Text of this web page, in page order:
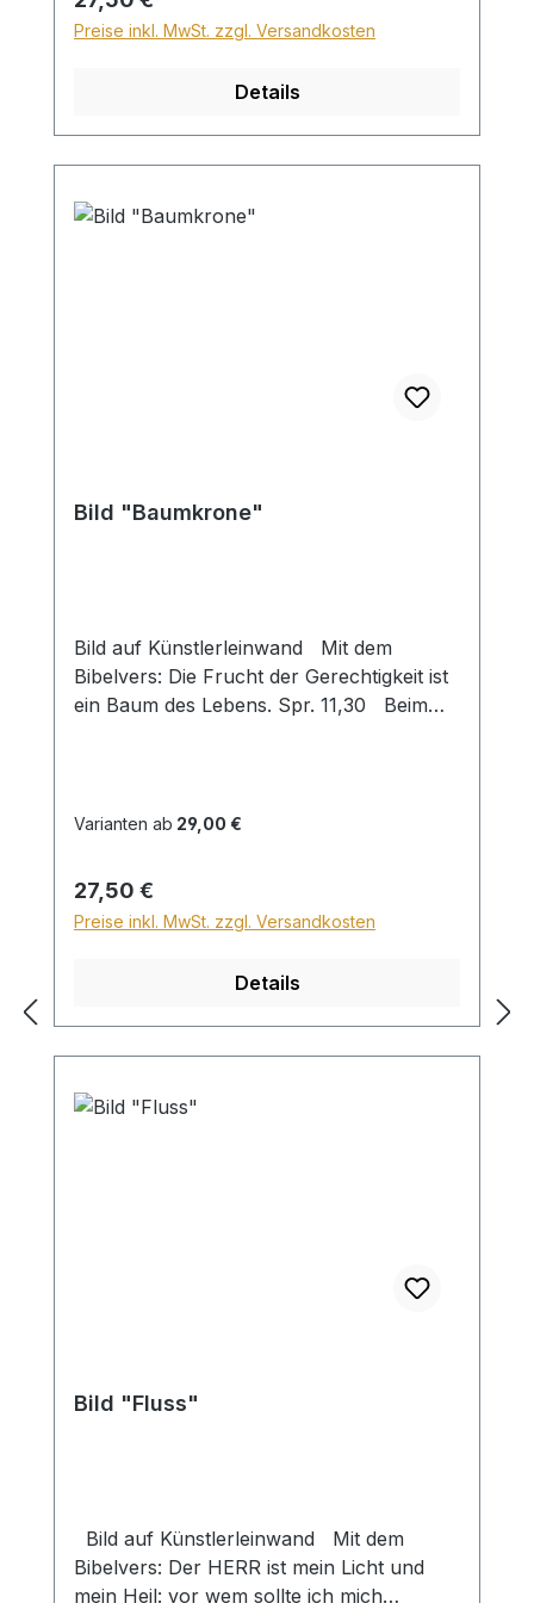
Preise inkl. MwSt. zzgl. Versandkosten
Details
Bild "Baumkrone"
Bild auf Künstlerleinwand Mit dem
Bibelvers: Die Frucht der Gerechtigkeit ist
ein Baum des Lebens. Spr. 11,30 Beim
Zuschlag für Sperrgut in Höhe von
Ausland beträgt der Sperrgutzuschlag
30€.
Varianten ab 29,00 €
Regulärer Preis:
27,50 €
Preise inkl. MwSt. zzgl. Versandkosten
Details
Bild "Fluss"
Bild auf Künstlerleinwand Mit dem
Bibelvers: Der HERR ist mein Licht und
mein Heil: vor wem sollte ich mich